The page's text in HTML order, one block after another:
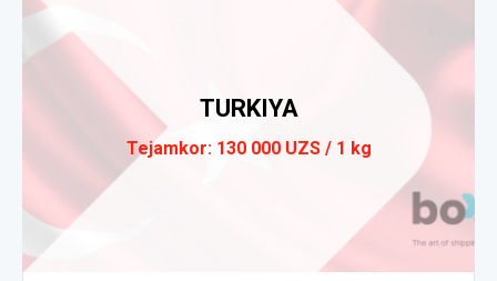
TURKIYA
Tejamkor: 130 000 UZS / 1 kg